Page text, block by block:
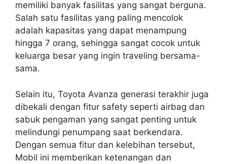
memiliki banyak fasilitas yang sangat berguna.
Salah satu fasilitas yang paling mencolok
adalah kapasitas yang dapat menampung
hingga 7 orang, sehingga sangat cocok untuk
keluarga besar yang ingin traveling bersama-
sama.
Selain itu, Toyota Avanza generasi terakhir juga
dibekali dengan fitur safety seperti airbag dan
sabuk pengaman yang sangat penting untuk
melindungi penumpang saat berkendara.
Dengan semua fitur dan kelebihan tersebut,
Mobil ini memberikan ketenangan dan